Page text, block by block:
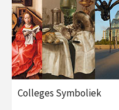
/ Op locatie of online
Colleges Symboliek